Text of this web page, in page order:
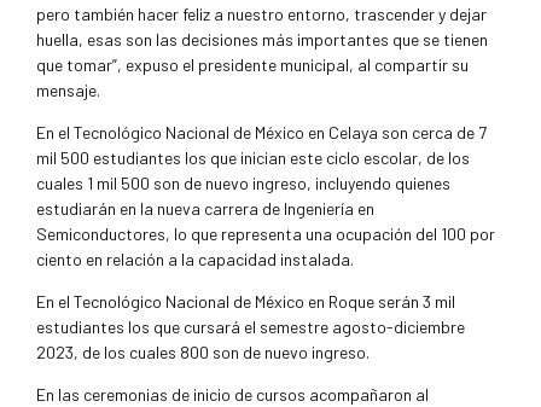
pero también hacer feliz a nuestro entorno, trascender y dejar
huella, esas son las decisiones más importantes que se tienen
que tomar”, expuso el presidente municipal, al compartir su
mensaje.
En el Tecnológico Nacional de México en Celaya son cerca de 7
mil 500 estudiantes los que inician este ciclo escolar, de los
cuales 1 mil 500 son de nuevo ingreso, incluyendo quienes
estudiarán en la nueva carrera de Ingeniería en
Semiconductores, lo que representa una ocupación del 100 por
ciento en relación a la capacidad instalada.
En el Tecnológico Nacional de México en Roque serán 3 mil
estudiantes los que cursará el semestre agosto-diciembre
2023, de los cuales 800 son de nuevo ingreso.
En las ceremonias de inicio de cursos acompañaron al